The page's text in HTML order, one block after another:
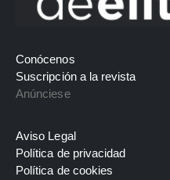
Conócenos
Suscripción a la revista
Anúnciese
Aviso Legal
Política de privacidad
Política de cookies